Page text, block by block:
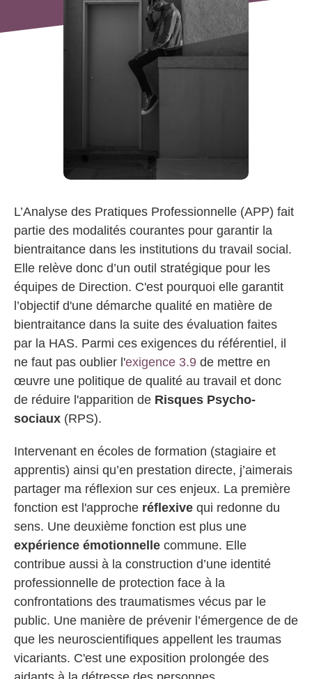
L’Analyse des Pratiques Professionnelle (APP) fait
partie des modalités courantes pour garantir la
bientraitance dans les institutions du travail social.
Elle relève donc d’un outil stratégique pour les
équipes de Direction. C'est pourquoi elle garantit
l’objectif d'une démarche qualité en matière de
bientraitance dans la suite des évaluation faites
par la HAS. Parmi ces exigences du référentiel, il
ne faut pas oublier l'exigence 3.9 de mettre en
œuvre une politique de qualité au travail et donc
de réduire l'apparition de Risques Psycho-
sociaux (RPS).
Intervenant en écoles de formation (stagiaire et
apprentis) ainsi qu’en prestation directe, j’aimerais
partager ma réflexion sur ces enjeux. La première
fonction est l'approche réflexive qui redonne du
sens. Une deuxième fonction est plus une
expérience émotionnelle commune. Elle
contribue aussi à la construction d’une identité
professionnelle de protection face à la
confrontations des traumatismes vécus par le
public. Une manière de prévenir l’émergence de de
que les neuroscientifiques appellent les traumas
vicariants. C'est une exposition prolongée des